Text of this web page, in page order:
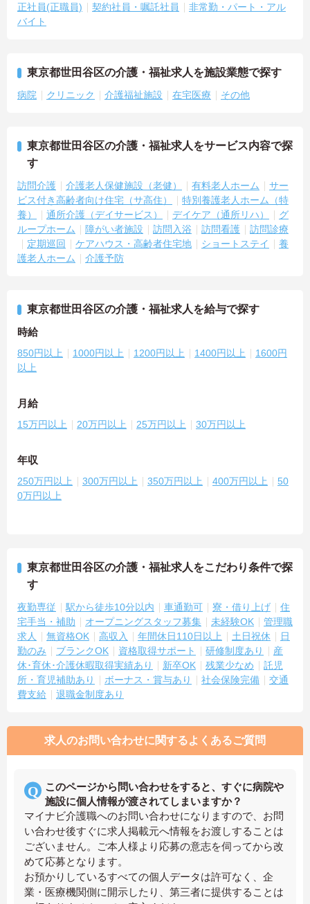
正社員(正職員) 契約社員・嘱託社員
非常勤・パート・アル
バイト
東京都世田谷区の介護・福祉求人を施設業態で探す
病院 クリニック 介護福祉施設 在宅医療 その他
東京都世田谷区の介護・福祉求人をサービス内容で探
す
訪問介護 介護老人保健施設（老健） 有料老人ホーム
サー
ビス付き高齢者向け住宅（サ高住）
特別養護老人ホーム（特
養）
通所介護（デイサービス） デイケア（通所リハ）
グ
ループホーム
障がい者施設 訪問入浴 訪問看護
訪問診療
定期巡回
ケアハウス・高齢者住宅地 ショートステイ
養
護老人ホーム
介護予防
東京都世田谷区の介護・福祉求人を給与で探す
時給
850円以上 1000円以上 1200円以上 1400円以上
1600円
以上
月給
15万円以上 20万円以上 25万円以上 30万円以上
年収
250万円以上 300万円以上 350万円以上 400万円以上
50
0万円以上
東京都世田谷区の介護・福祉求人をこだわり条件で探
す
夜勤専従 駅から徒歩10分以内 車通勤可 寮・借り上げ
住
宅手当・補助
オープニングスタッフ募集 未経験OK
管理職
求人
無資格OK 高収入 年間休日110日以上 土日祝休
日
勤のみ
ブランクOK 資格取得サポート 研修制度あり
産
休･育休･介護休暇取得実績あり
新卒OK 残業少なめ
託児
所・育児補助あり
ボーナス・賞与あり 社会保険完備
交通
費支給
退職金制度あり
求人のお問い合わせに関するよくあるご質問
このページから問い合わせをすると、すぐに病院や
施設に個人情報が渡されてしまいますか？
マイナビ介護職へのお問い合わせになりますので、お問
い合わせ後すぐに求人掲載元へ情報をお渡しすることは
ございません。ご本人様より応募の意志を伺ってから改
めて応募となります。
お預かりしているすべての個人データは許可なく、企
業・医療機関側に開示したり、第三者に提供することは